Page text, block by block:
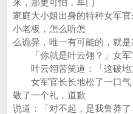
来，那更可怕，军门
家庭大小姐出身的特种女军
小老板，怎么听怎
么诡异，唯一有可能的，就
「你就是叶云翎？」女军
叶云翎苦笑道：「这破地
女军官长长地松了一口气
敬了一个礼，道歉
说道：「对不起，是我鲁莽